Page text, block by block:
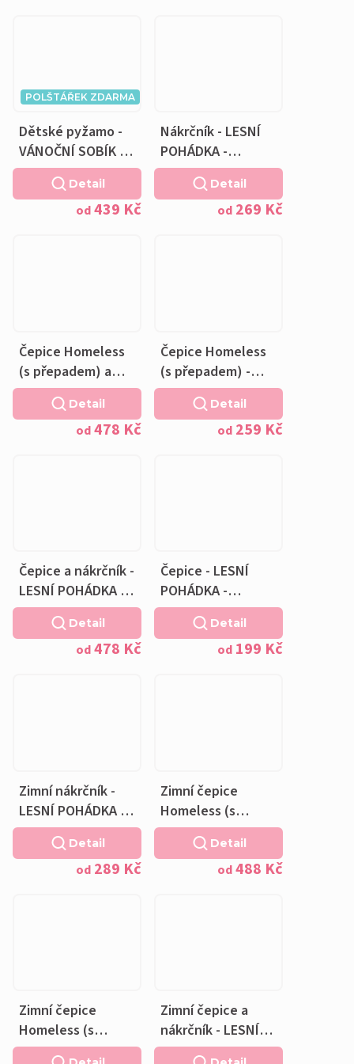
POLŠTÁŘEK ZDARMA
Dětské pyžamo -
VÁNOČNÍ SOBÍK a
Polštářek ZDARMA
od439 Kč
Detail
Nákrčník - LESNÍ
POHÁDKA -
bavlněná krémová
podšívka
od 269 Kč
Detail
Čepice Homeless
(s přepadem) a
nákrčník - LESNÍ
POHÁDKA -
bavlněná krémová
od478 Kč
Detail
Čepice Homeless
(s přepadem) -
LESNÍ POHÁDKA -
bavlněná krémová
od 259 Kč
Detail
Čepice a nákrčník -
LESNÍ POHÁDKA -
bavlněná krémová
podšívka
od478 Kč
Detail
Čepice - LESNÍ
POHÁDKA -
bavlněná krémová
podšívka
od 199 Kč
Detail
Zimní nákrčník -
LESNÍ POHÁDKA -
fleecová krémová
podšívka
od 289 Kč
Detail
Zimní čepice
Homeless (s
přepadem) a
nákrčník - LESNÍ
POHÁDKA -
od488 Kč
Detail
Zimní čepice
Homeless (s
přepadem) - LESNÍ
Zimní čepice a
nákrčník - LESNÍ
POHÁDKA -